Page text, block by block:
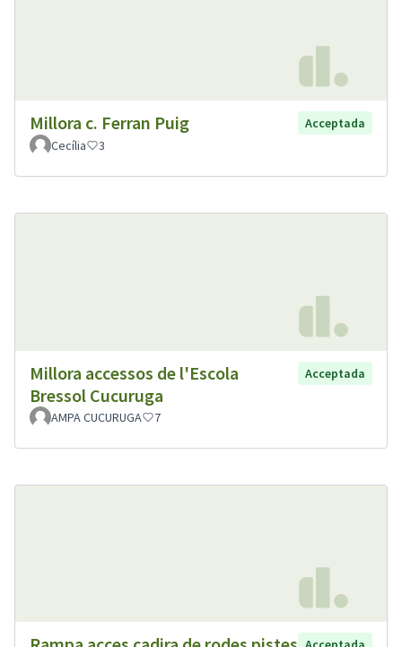
Millora c. Ferran Puig
Acceptada
Cecília
3
Millora accessos de l'Escola
Bressol Cucuruga
Acceptada
AMPA CUCURUGA 7